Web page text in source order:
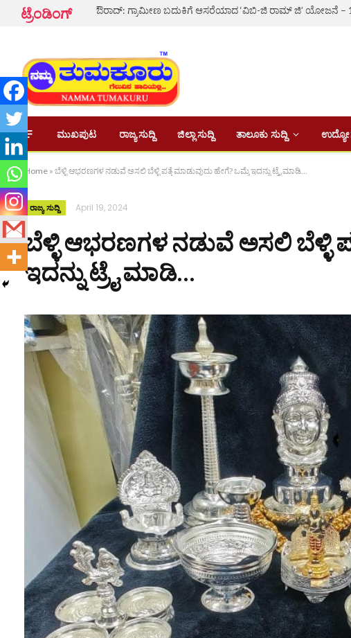
ಟ್ರೆಂಡಿಂಗ್
ಮುಖಪುಟ ರಾಜ್ಯ ಸುದ್ದಿ ಜಿಲ್ಲಾ ಸುದ್ದಿ ತಾಲೂಕು ಸುದ್ದಿ
Home » ಬೆಳ್ಳಿ ಆಭರಣಗಳ ನಡುವೆ ಅಸಲಿ ಬೆಳ್ಳಿ ಪತ್ತೆ ಮಾಡುವುದು ಹೇಗೆ? ಒಮ್ಮೆ ಇದನ್ನು ಟ್ರೈ ಮಾಡಿ…
ರಾಜ್ಯ ಸುದ್ದಿ April 19, 2024
ಬೆಳ್ಳಿ ಆಭರಣಗಳ ನಡುವೆ ಅಸಲಿ ಬೆಳ್ಳಿ
ಇದನ್ನು ಟ್ರೈ ಮಾಡಿ…